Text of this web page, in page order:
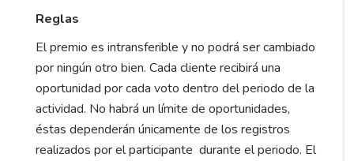
Reglas
El premio es intransferible y no podrá ser cambiado
por ningún otro bien. Cada cliente recibirá una
oportunidad por cada voto dentro del periodo de la
actividad. No habrá un límite de oportunidades,
éstas dependerán únicamente de los registros
realizados por el participante durante el periodo. El